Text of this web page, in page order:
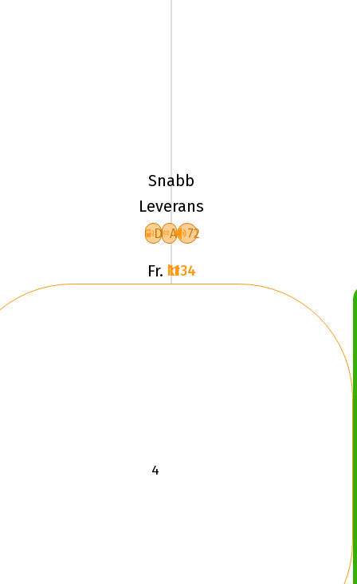
Ecsta
PS91
Snabb
Leverans
D A 72
Fr. 1134 kr